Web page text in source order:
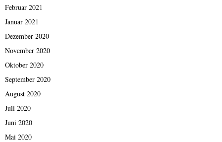
Februar 2021
Januar 2021
Dezember 2020
November 2020
Oktober 2020
September 2020
August 2020
Juli 2020
Juni 2020
Mai 2020